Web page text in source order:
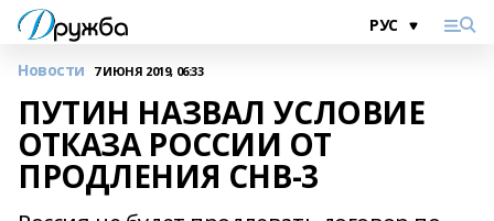
Новости 7 ИЮНЯ 2019, 06:33
ПУТИН НАЗВАЛ УСЛОВИЕ
ОТКАЗА РОССИИ ОТ
ПРОДЛЕНИЯ СНВ-3